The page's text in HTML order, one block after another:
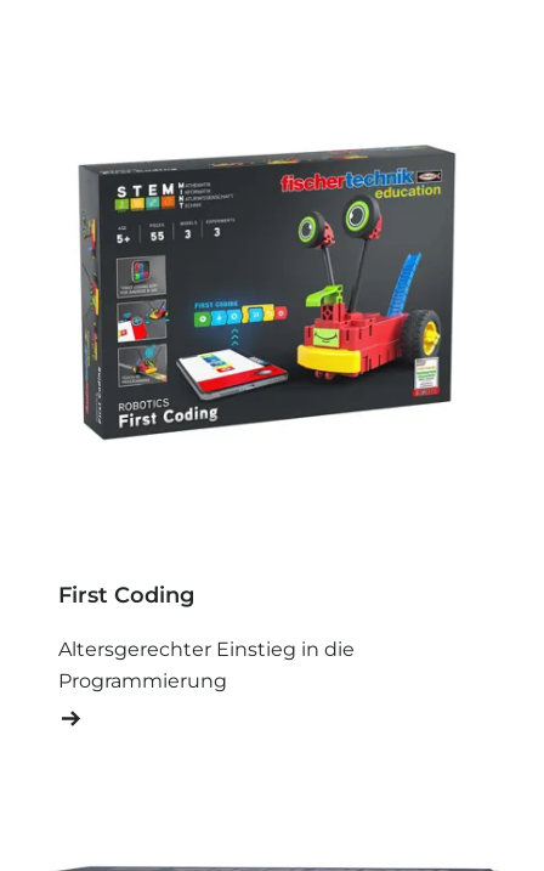
First Coding
Altersgerechter Einstieg in die
Programmierung